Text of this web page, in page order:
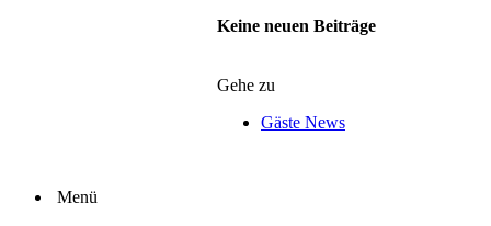
Keine neuen Beiträge
Gehe zu
Gäste News
Menü